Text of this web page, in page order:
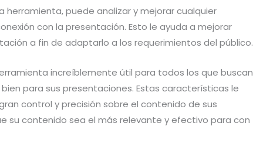
herramienta, puede analizar y mejorar cualquier
con la presentación. Esto le ayuda a mejorar
a fin de adaptarlo a los requerimientos del público.
increíblemente útil para todos los que buscan
para sus presentaciones. Estas características le
control y precisión sobre el contenido de sus
su contenido sea el más relevante y efectivo para con